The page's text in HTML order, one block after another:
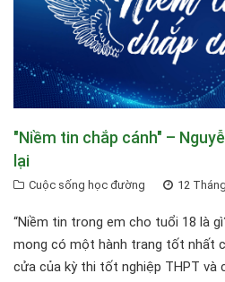
"Niềm tin chắp cánh" –
lại
Cuộc sống học đường 12
“Niềm tin trong em cho tuổi 18 là
mong có một hành trang tốt nhất
cửa của kỳ thi tốt nghiệp THPT và